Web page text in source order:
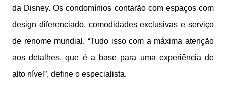
da Disney. Os condomínios contarão com espaços com
design diferenciado, comodidades exclusivas e serviço
de renome mundial. “Tudo isso com a máxima atenção
aos detalhes, que é a base para uma experiência de
alto nível”, define o especialista.